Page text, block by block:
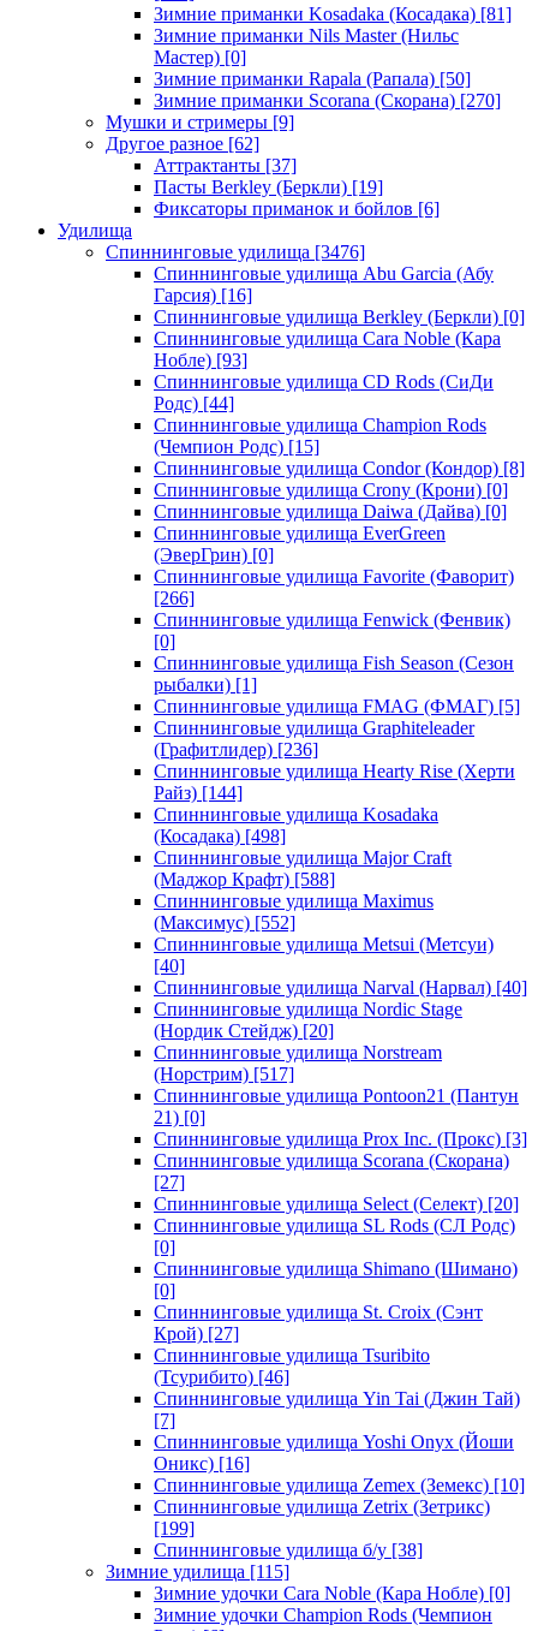
Зимние приманки Kosadaka (Косадака) [81]
Зимние приманки Nils Master (Нильс
Мастер) [0]
Зимние приманки Rapala (Рапала) [50]
Зимние приманки Scorana (Скорана) [270]
Мушки и стримеры [9]
Другое разное [62]
Аттрактанты [37]
Пасты Berkley (Беркли) [19]
Фиксаторы приманок и бойлов [6]
Удилища
Спиннинговые удилища [3476]
Спиннинговые удилища Abu Garcia (Абу
Гарсия) [16]
Спиннинговые удилища Berkley (Беркли) [0]
Спиннинговые удилища Cara Noble (Кара
Нобле) [93]
Спиннинговые удилища CD Rods (СиДи
Родс) [44]
Спиннинговые удилища Champion Rods
(Чемпион Родс) [15]
Спиннинговые удилища Condor (Кондор) [8]
Спиннинговые удилища Crony (Крони) [0]
Спиннинговые удилища Daiwa (Дайва) [0]
Спиннинговые удилища EverGreen
(ЭверГрин) [0]
Спиннинговые удилища Favorite (Фаворит)
[266]
Спиннинговые удилища Fenwick (Фенвик)
[0]
Спиннинговые удилища Fish Season (Сезон
рыбалки) [1]
Спиннинговые удилища FMAG (ФМАГ) [5]
Спиннинговые удилища Graphiteleader
(Графитлидер) [236]
Спиннинговые удилища Hearty Rise (Херти
Райз) [144]
Спиннинговые удилища Kosadaka
(Косадака) [498]
Спиннинговые удилища Major Craft
(Маджор Крафт) [588]
Спиннинговые удилища Maximus
(Максимус) [552]
Спиннинговые удилища Metsui (Метсуи)
[40]
Спиннинговые удилища Narval (Нарвал) [40]
Спиннинговые удилища Nordic Stage
(Нордик Стейдж) [20]
Спиннинговые удилища Norstream
(Норстрим) [517]
Спиннинговые удилища Pontoon21 (Пантун
21) [0]
Спиннинговые удилища Prox Inc. (Прокс) [3]
Спиннинговые удилища Scorana (Скорана)
[27]
Спиннинговые удилища Select (Селект) [20]
Спиннинговые удилища SL Rods (СЛ Родс)
[0]
Спиннинговые удилища Shimano (Шимано)
[0]
Спиннинговые удилища St. Croix (Сэнт
Крой) [27]
Спиннинговые удилища Tsuribito
(Тсурибито) [46]
Спиннинговые удилища Yin Tai (Джин Тай)
[7]
Спиннинговые удилища Yoshi Onyx (Йоши
Оникс) [16]
Спиннинговые удилища Zemex (Земекс) [10]
Спиннинговые удилища Zetrix (Зетрикс)
[199]
Спиннинговые удилища б/у [38]
Зимние удилища [115]
Зимние удочки Cara Noble (Кара Нобле) [0]
Зимние удочки Champion Rods (Чемпион